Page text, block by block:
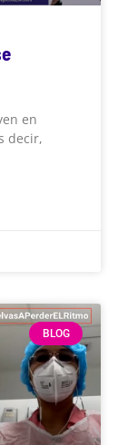
en
decir,
BLOG